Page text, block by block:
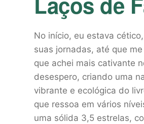
No início, eu estava
suas jornadas, até que
que achei mais cativante
desespero, criando uma
vibrante e ecológica do
que ressoa em vários
uma sólida 3,5 estrelas,